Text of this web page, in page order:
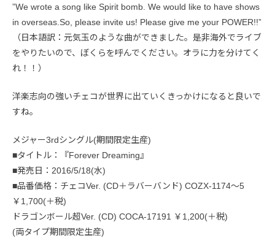
”We wrote a song like Spirit bomb. We would like to have shows
in overseas.So, please invite us! Please give me your POWER!!”
（日本語訳：元気玉のような曲ができました。是非海外でライブ
をやりたいので、ぼくらを呼んでください。オラに力を分けてく
れ！！）
洋楽志向の強いチェコが世界に出ていくきっかけになると良いで
すね。
メジャー3rdシングル(期間限定生産)
■タイトル：『Forever Dreaming』
■発売日：2016/5/18(水)
■品番価格：チェコVer. (CD＋ラバーバンド) COZX-1174～5
￥1,700(＋税)
ドラゴンボール超Ver. (CD) COCA-17191 ￥1,200(＋税)
(両タイプ期間限定生産)